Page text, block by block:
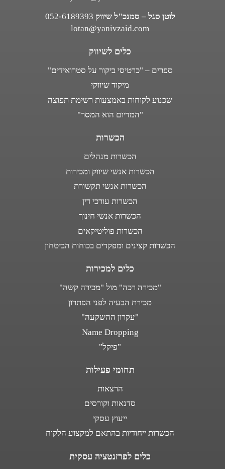
לוטן סגל – סמנכ"ל שיווק 052-6189393
lotan@yanivzaid.com
כלים לשיווק
ספרים – "כרטיסי ביקור על סטרואידים"
מיקוד שיווקי
שכנוע לקוחות באמצעות רשימת תפוצה
"המדיום הוא המסר"
הכשרות
הכשרות מנהלים
הכשרות אנשי שיווק ומכירות
הכשרות אנשי תקשורת
הכשרות עורכי דין
הכשרות אנשי חינוך
הכשרות פוליטיקאים
הכשרות קצינים ומפקדים בכוחות הביטחון
כלים למכירות
"מכירה רכה" מול "מכירה קשה"
מכירת הבעיה לפני הפתרון
"עקרון ההשקעה"
Name Dropping
"פיקל"
תחומי פעילות
הרצאות
סדנאות וקורסים
ייעוץ עסקי
הכשרות ייחודיות בהתאם למקצוע הלקוח
כלים לפרזנטציה עסקית